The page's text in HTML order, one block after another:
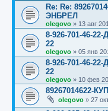
Re: Re:
ЭНБРЕЛ
olegovo » 13 авг
8-926-701-46-
22
olegovo » 05 янв
8-926-701-46-
22
olegovo » 10 фев
89267014622-
olegovo » 27